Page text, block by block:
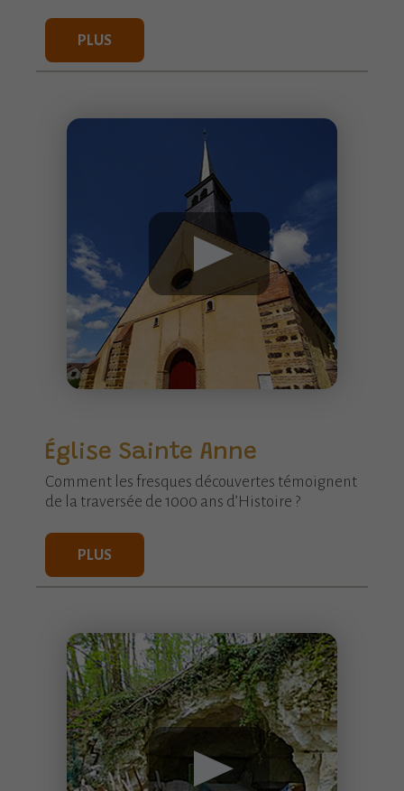
PLUS
Église Sainte Anne
Comment les fresques découvertes témoignent
de la traversée de 1000 ans d’Histoire ?
PLUS